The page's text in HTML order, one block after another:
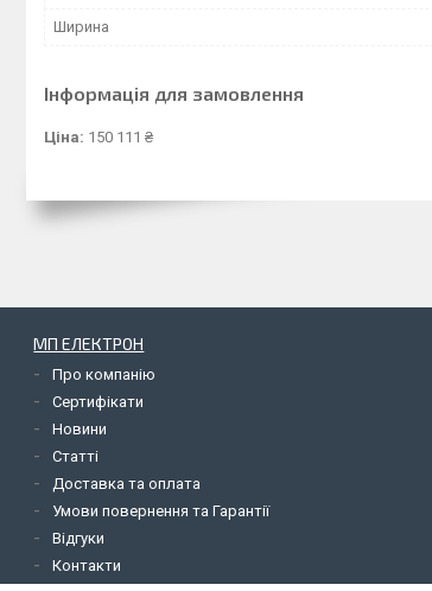
Ширина
Інформація для замовлення
Ціна: 150 111 ₴
МП ЕЛЕКТРОН
Про компанію
Сертифікати
Новини
Статті
Доставка та оплата
Умови повернення та Гарантії
Відгуки
Контакти